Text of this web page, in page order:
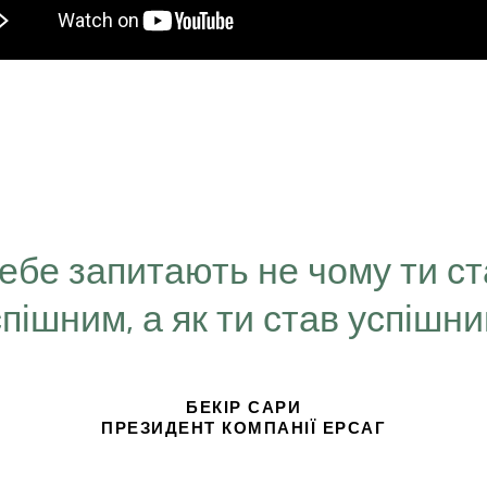
запитають не чому ти
а як ти став
БЕКІР САРИ
ПРЕЗИДЕНТ КОМПАНІЇ ЕРСАГ